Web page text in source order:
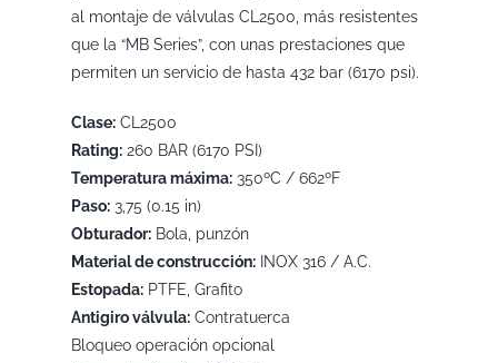
al montaje de válvulas CL2500, más resistentes
que la “MB Series”, con unas prestaciones que
permiten un servicio de hasta 432 bar (6170 psi).
Clase:CL2500
Rating:260 BAR (6170 PSI)
Temperatura máxima:350ºC / 662ºF
Paso:3,75 (0.15 in)
Obturador:Bola, punzón
Material de construcción:INOX 316 / A.C.
Estopada:PTFE, Grafito
Antigiro válvula:Contratuerca
Bloqueo operación opcional